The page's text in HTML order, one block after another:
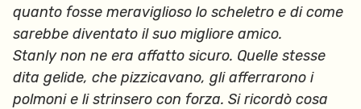
quanto fosse meraviglioso lo scheletro e di come
sarebbe diventato il suo migliore amico.
Stanly non ne era affatto sicuro. Quelle stesse
dita gelide, che pizzicavano, gli afferrarono i
polmoni e li strinsero con forza. Si ricordò cosa